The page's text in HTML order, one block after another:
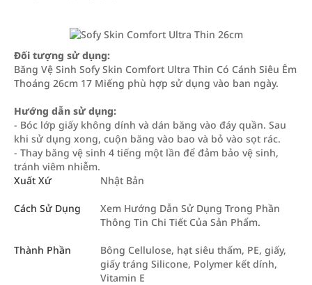
Đối tượng sử dụng:
Băng Vệ Sinh Sofy Skin Comfort Ultra Thin Có Cánh Siêu Êm
Thoáng 26cm 17 Miếng phù hợp sử dụng vào ban ngày.
Hướng dẫn sử dụng:
- Bóc lớp giấy không dính và dán băng vào đáy quần. Sau
khi sử dụng xong, cuộn băng vào bao và bỏ vào sọt rác.
- Thay băng vệ sinh 4 tiếng một lần để đảm bảo vệ sinh,
tránh viêm nhiễm.
Xuất Xứ
Nhật Bản
Cách Sử Dụng
Xem Hướng Dẫn Sử Dụng Trong Phần
Thông Tin Chi Tiết Của Sản Phẩm.
Thành Phần
Bông Cellulose, hạt siêu thấm, PE, giấy,
giấy tráng Silicone, Polymer kết dính,
Vitamin E